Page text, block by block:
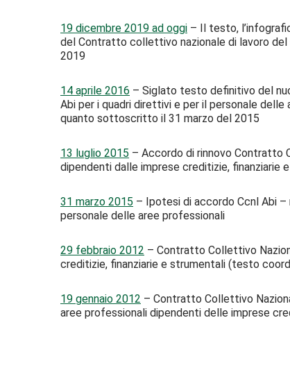
19 dicembre 2019 ad oggi – Il testo,
del Contratto collettivo nazionale di lavoro
2019
14 aprile 2016 – Siglato testo definitivo del
Abi per i quadri direttivi e per il personale
quanto sottoscritto il 31 marzo del 2015
13 luglio 2015 – Accordo di rinnovo Contratto
dipendenti dalle imprese creditizie, finanziarie
31 marzo 2015 – Ipotesi di accordo Ccnl Abi –
personale delle aree professionali
29 febbraio 2012 – Contratto Collettivo
creditizie, finanziarie e strumentali (testo
19 gennaio 2012 – Contratto Collettivo
aree professionali dipendenti delle imprese